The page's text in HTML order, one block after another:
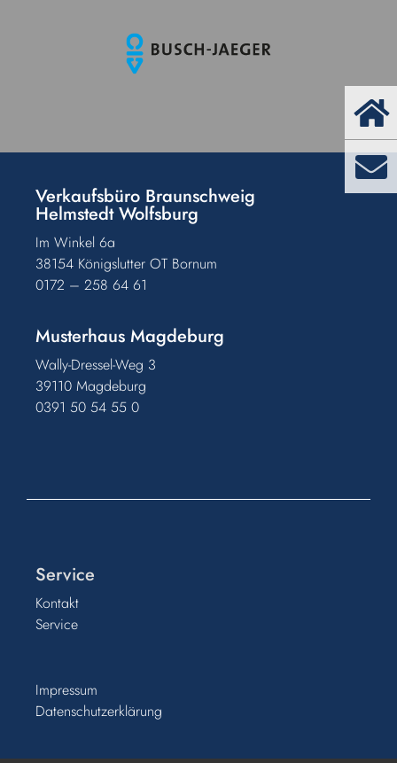
Verkaufsbüro Braunschweig
Helmstedt Wolfsburg
Im Winkel 6a
38154 Königslutter OT Bornum
0172 – 258 64 61
Musterhaus Magdeburg
Wally-Dressel-Weg 3
39110 Magdeburg
0391 50 54 55 0
Service
Kontakt
Service
Impressum
Datenschutzerklärung